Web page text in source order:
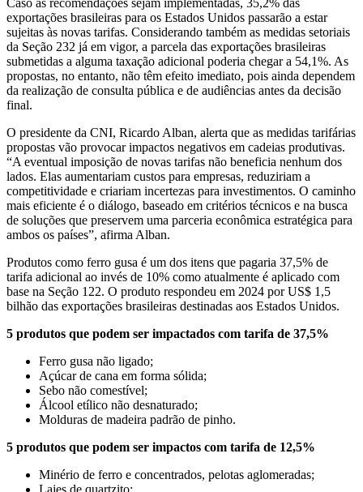
Caso as recomendações sejam implementadas, 35,2% das
exportações brasileiras para os Estados Unidos passarão a estar
sujeitas às novas tarifas. Considerando também as medidas setoriais
da Seção 232 já em vigor, a parcela das exportações brasileiras
submetidas a alguma taxação adicional poderia chegar a 54,1%. As
propostas, no entanto, não têm efeito imediato, pois ainda dependem
da realização de consulta pública e de audiências antes da decisão
final.
O presidente da CNI, Ricardo Alban, alerta que as medidas tarifárias
propostas vão provocar impactos negativos em cadeias produtivas.
“A eventual imposição de novas tarifas não beneficia nenhum dos
lados. Elas aumentariam custos para empresas, reduziriam a
competitividade e criariam incertezas para investimentos. O caminho
mais eficiente é o diálogo, baseado em critérios técnicos e na busca
de soluções que preservem uma parceria econômica estratégica para
ambos os países”, afirma Alban.
Produtos como ferro gusa é um dos itens que pagaria 37,5% de
tarifa adicional ao invés de 10% como atualmente é aplicado com
base na Seção 122. O produto respondeu em 2024 por US$ 1,5
bilhão das exportações brasileiras destinadas aos Estados Unidos.
5 produtos que podem ser impactados com tarifa de 37,5%
Ferro gusa não ligado;
Açúcar de cana em forma sólida;
Sebo não comestível;
Álcool etílico não desnaturado;
Molduras de madeira padrão de pinho.
5 produtos que podem ser impactos com tarifa de 12,5%
Minério de ferro e concentrados, pelotas aglomeradas;
Lajes de quartzito;